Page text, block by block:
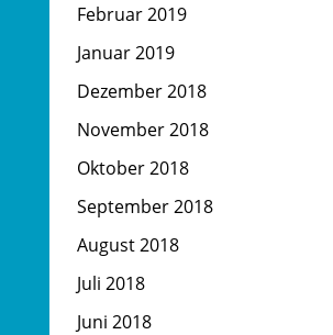
Februar 2019
Januar 2019
Dezember 2018
November 2018
Oktober 2018
September 2018
August 2018
Juli 2018
Juni 2018